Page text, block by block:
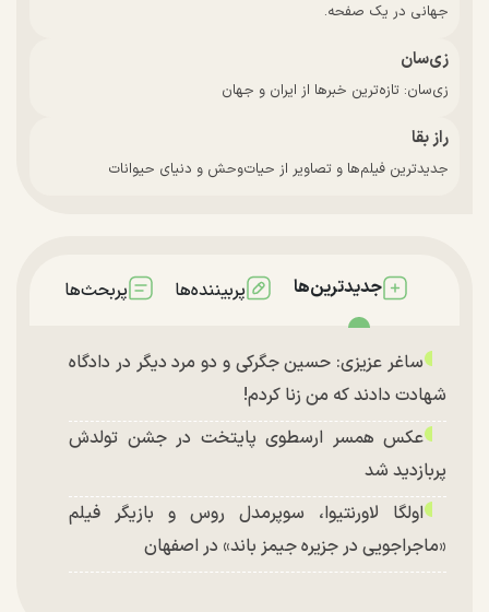
جهانی در یک صفحه.
زی‌سان
زی‌سان: تازه‌ترین خبرها از ایران و جهان
راز بقا
جدیدترین فیلم‌ها و تصاویر از حیات‌وحش و دنیای حیوانات
جدیدترین‌ها پربیننده‌ها پربحث‌ها
ساغر عزیزی: حسین جگرکی و دو مرد دیگر در دادگاه
شهادت دادند که من زنا کردم!
عکس همسر ارسطوی پایتخت در جشن تولدش
پربازدید شد
اولگا لاورنتیوا، سوپرمدل روس و بازیگر فیلم
«ماجراجویی در جزیره جیمز باند» در اصفهان